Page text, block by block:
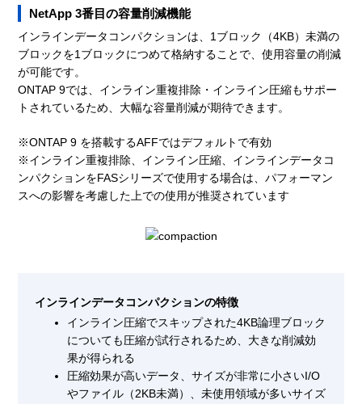
NetApp 3番目の容量削減機能
インラインデータコンパクションは、1ブロック（4KB）未満の
ブロックを1ブロックにつめて格納することで、使用容量の削減
が可能です。
ONTAP 9では、インライン重複排除・インライン圧縮もサポー
トされているため、大幅な容量削減が期待できます。
※ONTAP 9 を搭載するAFFではデフォルトで有効
※インライン重複排除、インライン圧縮、インラインデータコ
ンパクションをFASシリーズで使用する場合は、パフォーマン
スへの影響を考慮した上での使用が推奨されています
インラインデータコンパクションの特徴
インライン圧縮でスキップされた4KB論理ブロック
についても圧縮が試行されるため、大きな削減効
果が得られる
圧縮効果が高いデータ、サイズが非常に小さいI/O
やファイル（2KB未満）、未使用領域が多いサイズ